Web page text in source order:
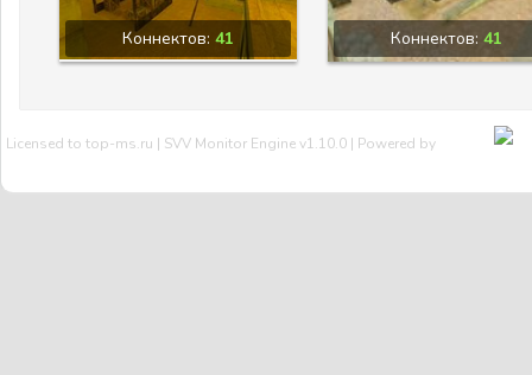
Коннектов: 41 Коннектов: 41
Licensed to top-ms.ru | SVV Monitor Engine v1.10.0 | Powered by